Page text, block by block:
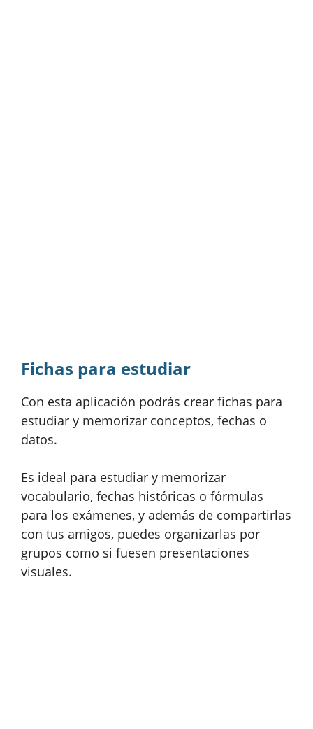
Fichas para estudiar
Con esta aplicación podrás crear fichas para
estudiar y memorizar conceptos, fechas o
datos.
Es ideal para estudiar y memorizar
vocabulario, fechas históricas o fórmulas
para los exámenes, y además de compartirlas
con tus amigos, puedes organizarlas por
grupos como si fuesen presentaciones
visuales.